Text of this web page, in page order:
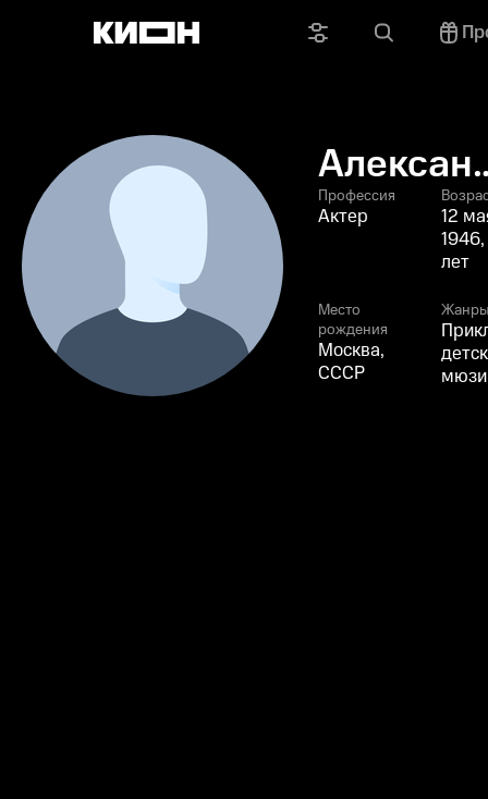
Профессия
Актер
12
лет
Место
рождения
Москва,
СССР